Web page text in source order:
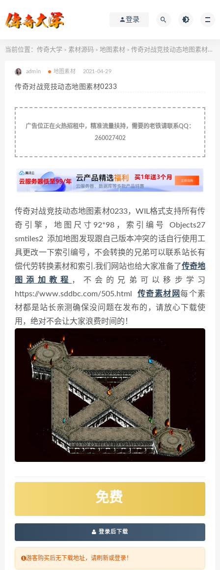
登录
当前位置： 传奇大学 > 素材源码 > 地图素材 > 传奇对战竞技动态地图素材0233
admin 地图素材 2021-04-29
传奇对战竞技动态地图素材0233
广告位正在火热招租中，精准流量扶持，需要的老铁请联系QQ：
260027402
传奇对战竞技动态地图素材0233，WIL格式支持所有传
奇引擎，地图尺寸92*98， 索引编号 Objects27
smtiles2添加地图发现跟自己版本冲突的话自行使用工
具更改一下索引编号，不会转换的兄弟可以联系站长有
偿代劳转换素材和索引.我们网站也给大家准备了传奇地
图添加教程 ，不会的兄弟可以移步学习
https://www.sddbc.com/505.html 传奇素材网每个素
材都是站长亲测确保没问题在发布的，请放心下载使
用，绝对不会让大家浪费时间的！
免费
登录后下载
游客购买后无下载地址，请刷新或登录！